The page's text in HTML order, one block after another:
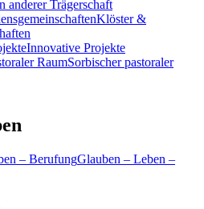
anderer Trägerschaft
Klöster &
Innovative Projekte
Sorbischer pastoraler
Glauben – Leben –